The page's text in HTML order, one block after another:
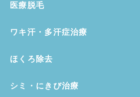
医療脱毛
ワキ汗・多汗症治療
ほくろ除去
シミ・にきび治療